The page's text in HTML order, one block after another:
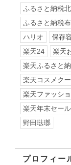
ふるさと納税
ふるさと納税
ハリオ
保存
楽天24
楽天
楽天ふるさと
楽天コスメク
楽天ファッシ
楽天年末セール
野田琺瑯
プロフィー